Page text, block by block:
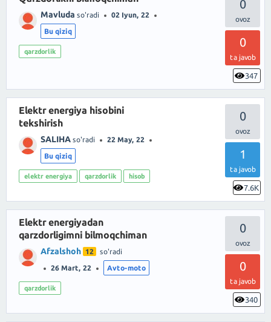
0
0
ta javob
347
Mavluda so'radi 02 Iyun, 22
Bu qiziq
qarzdorlik
0
1
ta javob
7.6K
Elektr energiya hisobini
tekshirish
SALIHA so'radi 22 May, 22
Bu qiziq
elektr energiya qarzdorlik hisob
0
0
ta javob
340
Elektr energiyadan
qarzdorligimni bilmoqchiman
Afzalshoh 12 so'radi
26 Mart, 22 Avto-moto
qarzdorlik